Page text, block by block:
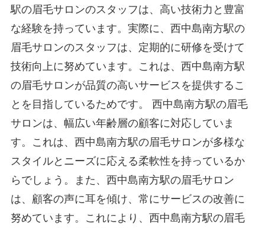
駅の眉毛サロンのスタッフは、高い技術力と豊富
な経験を持っています。実際に、西中島南方駅の
眉毛サロンのスタッフは、定期的に研修を受けて
技術向上に努めています。これは、西中島南方駅
の眉毛サロンが品質の高いサービスを提供するこ
とを目指しているためです。 西中島南方駅の眉毛
サロンは、幅広い年齢層の顧客に対応していま
す。これは、西中島南方駅の眉毛サロンが多様な
スタイルとニーズに応える柔軟性を持っているか
らでしょう。また、西中島南方駅の眉毛サロン
は、顧客の声に耳を傾け、常にサービスの改善に
努めています。これにより、西中島南方駅の眉毛